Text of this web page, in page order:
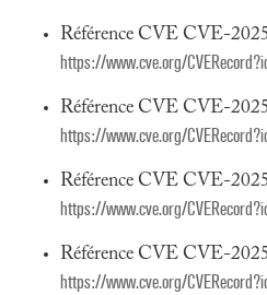
Référence CVE CVE-
https://www.cve.org/
Référence CVE CVE-
https://www.cve.org/
Référence CVE CVE-
https://www.cve.org/
Référence CVE CVE-
https://www.cve.org/